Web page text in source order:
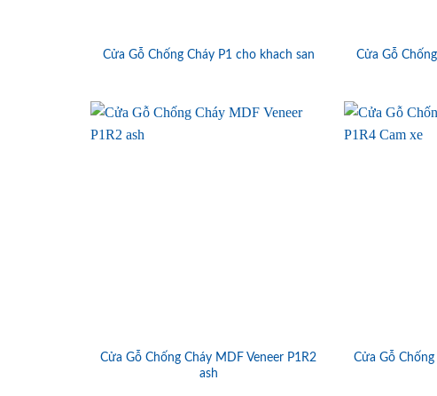
Cửa Gỗ Chống Cháy P1 cho khach san Cửa Gỗ
Cửa Gỗ Chống Cháy MDF Veneer P1R2
ash
Cửa Gỗ